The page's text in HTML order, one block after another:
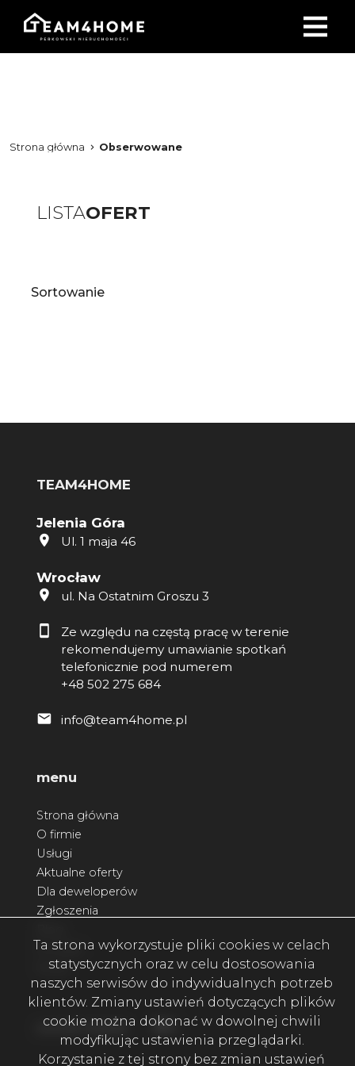
Strona główna Obserwowane
LISTAOFERT
Sortowanie
TEAM4HOME
Jelenia Góra
Ul. 1 maja 46
Wrocław
ul. Na Ostatnim Groszu 3
Ze względu na częstą pracę w terenie
rekomendujemy umawianie spotkań
telefonicznie pod numerem
+48 502 275 684
info@team4home.pl
menu
Strona główna
O firmie
Usługi
Aktualne oferty
Dla deweloperów
Zgłoszenia
Kontakt
Rodo
social media Facebook
Facebook
Ta strona wykorzystuje pliki cookies w celach
statystycznych oraz w celu dostosowania
naszych serwisów do indywidualnych potrzeb
klientów. Zmiany ustawień dotyczących plików
cookie można dokonać w dowolnej chwili
modyfikując ustawienia przeglądarki.
Korzystanie z tej strony bez zmian ustawień